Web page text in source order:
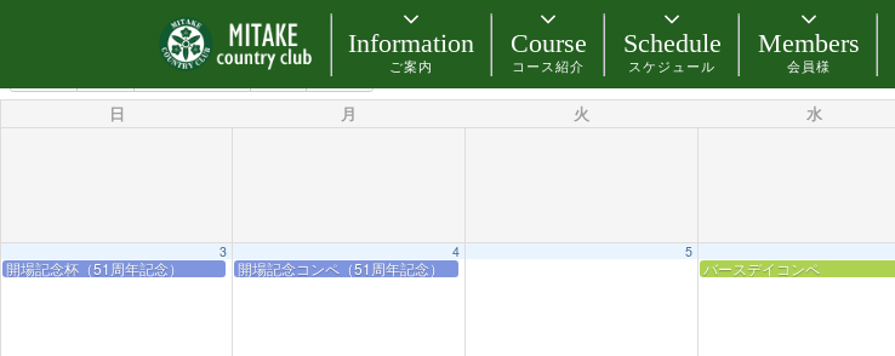
Information
ご案内
Course
コース紹介
Schedule
スケジュール
Members
会員様
8月 2025 9月 2026
日 月 火 水
3
開場記念杯（51周年記念）
4
開場記念コンペ（51周年記念）
5
バースデイコンペ